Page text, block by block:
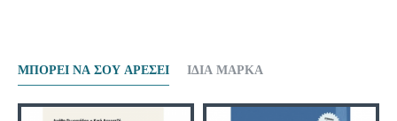
Συγκεκριμένα, τα αποσπάσματα του σχολικού εγχειριδίου
ΜΠΟΡΕΊ ΝΑ ΣΟΥ ΑΡΈΣΕΙ ΊΔΙΑ ΜΆΡΚΑ